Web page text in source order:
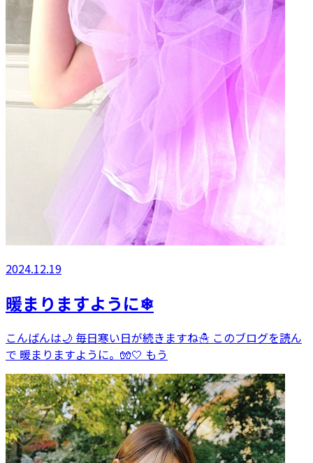
2024.12.19
暖まりますように❄
こんばんは🌙 毎日寒い日が続きますね☃️ このブログを読ん
で 暖まりますように。🧤🤍 もう